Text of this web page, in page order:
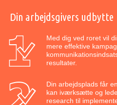
Din arbejdsgivers udbytte
Med dig ved roret vil
mere effektive
resultater.
Din arbejdsplads får
kan iværksætte og
research til